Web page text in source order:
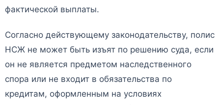
фактической выплаты.
Согласно действующему законодательству, полис
НСЖ не может быть изъят по решению суда, если
он не является предметом наследственного
спора или не входит в обязательства по
кредитам, оформленным на условиях